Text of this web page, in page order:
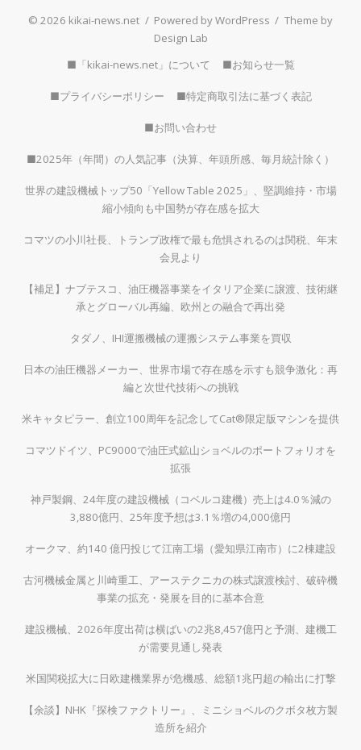
© 2026 kikai-news.net / Powered by WordPress / Theme by
Design Lab
■「kikai-news.net」について
■お知らせ一覧
■プライバシーポリシー ■特定商取引法に基づく表記
■お問い合わせ
■2025年（年間）の人気記事（決算、年頭所感、毎月統計除く）
世界の建設機械トップ50「Yellow Table 2025」、堅調維持・市場
縮小傾向も中国勢が存在感を拡大
コマツの小川社長、トランプ政権で最も危惧されるのは関税、年末
会見より
【補足】ナブテスコ、油圧機器事業をイタリア企業に譲渡、技術継
承とグローバル再編、欧州との融合で再出発
タダノ、IHI運搬機械の運搬システム事業を買収
日本の油圧機器メーカー、世界市場で存在感を示すも競争激化：再
編と次世代技術への挑戦
米キャタピラー、創立100周年を記念してCat®限定版マシンを提供
コマツドイツ、PC9000で油圧式鉱山ショベルのポートフォリオを
拡張
神戸製鋼、24年度の建設機械（コベルコ建機）売上は4.0％減の
3,880億円、25年度予想は3.1％増の4,000億円
オークマ、約140 億円投じて江南工場（愛知県江南市）に2棟建設
古河機械金属と川崎重工、アーステクニカの株式譲渡検討、破砕機
事業の拡充・発展を目的に基本合意
建設機械、2026年度出荷は横ばいの2兆8,457億円と予測、建機工
が需要見通し発表
米国関税拡大に日欧建機業界が危機感、総額1兆円超の輸出に打撃
【余談】NHK『探検ファクトリー』、ミニショベルのクボタ枚方製
造所を紹介